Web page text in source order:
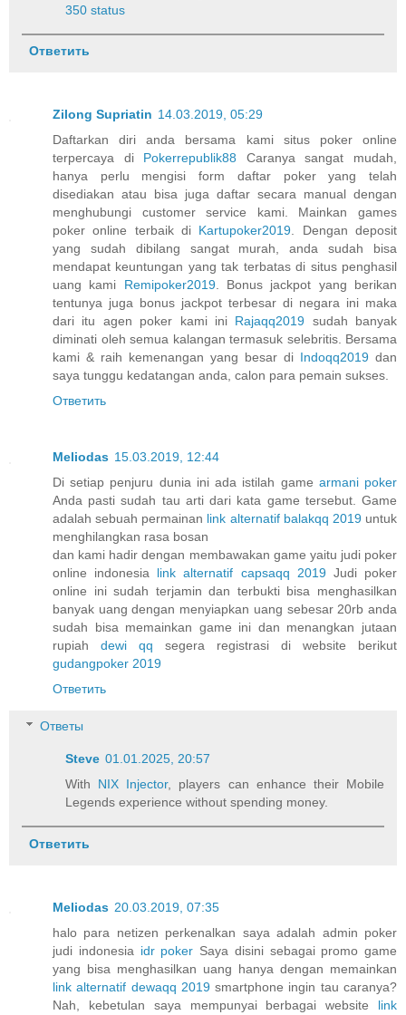
350 status
Ответить
Zilong Supriatin 14.03.2019, 05:29
Daftarkan diri anda bersama kami situs poker online
terpercaya di Pokerrepublik88 Caranya sangat mudah,
hanya perlu mengisi form daftar poker yang telah
disediakan atau bisa juga daftar secara manual dengan
menghubungi customer service kami. Mainkan games
poker online terbaik di Kartupoker2019 . Dengan deposit
yang sudah dibilang sangat murah, anda sudah bisa
mendapat keuntungan yang tak terbatas di situs penghasil
uang kami Remipoker2019. Bonus jackpot yang berikan
tentunya juga bonus jackpot terbesar di negara ini maka
dari itu agen poker kami ini Rajaqq2019 sudah banyak
diminati oleh semua kalangan termasuk selebritis. Bersama
kami & raih kemenangan yang besar di Indoqq2019 dan
saya tunggu kedatangan anda, calon para pemain sukses.
Ответить
Meliodas 15.03.2019, 12:44
Di setiap penjuru dunia ini ada istilah game armani poker
Anda pasti sudah tau arti dari kata game tersebut. Game
adalah sebuah permainan link alternatif balakqq 2019untuk
menghilangkan rasa bosan
dan kami hadir dengan membawakan game yaitu judi poker
online indonesia link alternatif capsaqq 2019Judi poker
online ini sudah terjamin dan terbukti bisa menghasilkan
banyak uang dengan menyiapkan uang sebesar 20rb anda
sudah bisa memainkan game ini dan menangkan jutaan
rupiah dewi qq segera registrasi di website berikut
gudangpoker 2019
Ответить
Ответы
Steve 01.01.2025, 20:57
With NIX Injector, players can enhance their Mobile
Legends experience without spending money.
Ответить
Meliodas 20.03.2019, 07:35
halo para netizen perkenalkan saya adalah admin poker
judi indonesia idr poker Saya disini sebagai promo game
yang bisa menghasilkan uang hanya dengan memainkan
link alternatif dewaqq 2019smartphone ingin tau caranya?
Nah, kebetulan saya mempunyai berbagai website link